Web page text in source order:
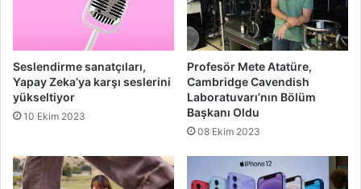
Seslendirme sanatçıları,
Yapay Zeka’ya karşı seslerini
yükseltiyor
10 Ekim 2023
Profesör Mete Atatüre,
Cambridge Cavendish
Laboratuvarı’nın Bölüm
Başkanı Oldu
08 Ekim 2023